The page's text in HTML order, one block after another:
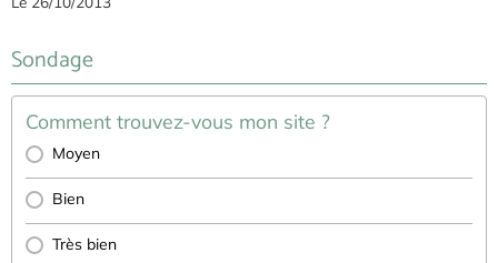
Sondage
Comment trouvez-vous mon site ?
Moyen
Bien
Très bien